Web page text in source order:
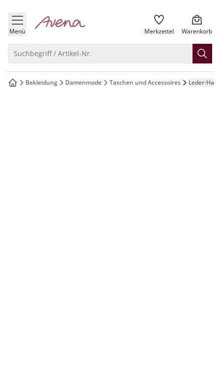
springen
springen
springen
springen
Menü zur Startseite Merkzettel Warenkorb
Suchbegriff / Artikel-Nr.
zur Startseite
Bekleidung Damenmode Taschen und Accessoires Leder-